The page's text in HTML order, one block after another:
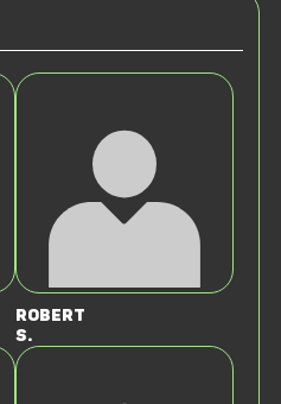
Robert
S.